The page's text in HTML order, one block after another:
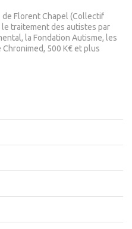
Florent Chapel (Collectif
traitement des autistes par
la Fondation Autisme, les
500 K€ et plus